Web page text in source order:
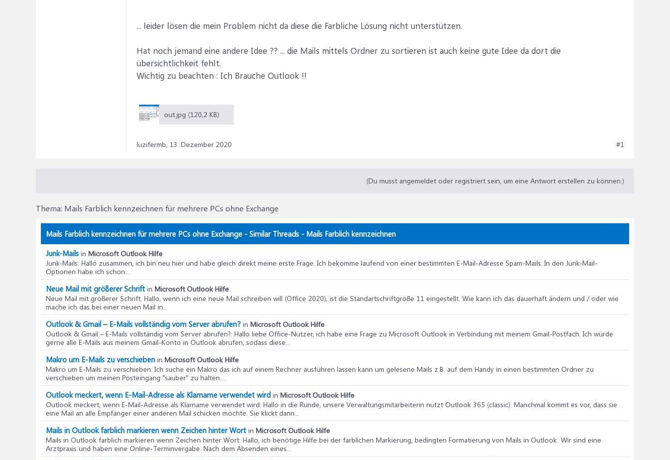
... leider lösen die mein Problem nicht da diese die Farbliche Lösung nicht unterstützen.
Hat noch jemand eine andere Idee ?? ... die Mails mittels Ordner zu sortieren ist auch keine gute Idee da dort die
übersichtlichkeit fehlt.
Wichtig zu beachten : Ich Brauche Outlook !!
out.jpg (120,2 KB)
luzifermb, 13. Dezember 2020 #1
(Du musst angemeldet oder registriert sein, um eine Antwort erstellen zu können.)
Thema: Mails Farblich kennzeichnen für mehrere PCs ohne Exchange
Mails Farblich kennzeichnen für mehrere PCs ohne Exchange - Similar Threads - Mails Farblich kennzeichnen
Junk-Mails in Microsoft Outlook Hilfe
Junk-Mails: Hallo zusammen, ich bin neu hier und habe gleich direkt meine erste Frage. Ich bekomme laufend von einer bestimmten E-Mail-Adresse Spam-Mails. In den Junk-Mail-
Optionen habe ich schon...
Neue Mail mit größerer Schrift in Microsoft Outlook Hilfe
Neue Mail mit größerer Schrift: Hallo, wenn ich eine neue Mail schreiben will (Office 2020), ist die Standartschriftgröße 11 eingestellt. Wie kann ich das dauerhaft ändern und / oder wie
mache ich das bei einer neuen Mail in...
Outlook & Gmail – E-Mails vollständig vom Server abrufen? in Microsoft Outlook Hilfe
Outlook & Gmail – E-Mails vollständig vom Server abrufen?: Hallo liebe Office-Nutzer, ich habe eine Frage zu Microsoft Outlook in Verbindung mit meinem Gmail-Postfach. Ich würde
gerne alle E-Mails aus meinem Gmail-Konto in Outlook abrufen, sodass diese...
Makro um E-Mails zu verschieben in Microsoft Outlook Hilfe
Makro um E-Mails zu verschieben: Ich suche ein Makro das ich auf einem Rechner ausführen lassen kann um gelesene Mails z.B. auf dem Handy in einen bestimmten Ordner zu
verschieben um meinen Posteingang "sauber" zu halten....
Outlook meckert, wenn E-Mail-Adresse als Klarname verwendet wird in Microsoft Outlook Hilfe
Outlook meckert, wenn E-Mail-Adresse als Klarname verwendet wird: Hallo in die Runde, unsere Verwaltungsmitarbeiterin nutzt Outlook 365 (classic). Manchmal kommt es vor, dass sie
eine Mail an alle Empfänger einer anderen Mail schicken möchte. Sie klickt dann...
Mails in Outlook farblich markieren wenn Zeichen hinter Wort in Microsoft Outlook Hilfe
Mails in Outlook farblich markieren wenn Zeichen hinter Wort: Hallo, ich benötige Hilfe bei der farblichen Markierung, bedingten Formatierung von Mails in Outlook. Wir sind eine
Arztpraxis und haben eine Online-Terminvergabe. Nach dem Absenden eines...